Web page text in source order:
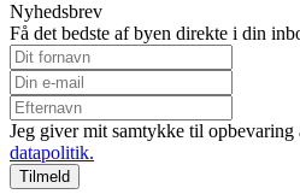
Nyhedsbrev
Få det bedste af byen direkte i din
Jeg giver mit samtykke til opbevaring
datapolitik.
Tilmeld